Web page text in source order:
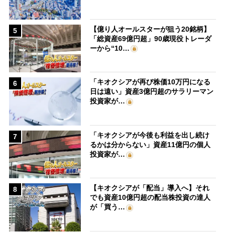
5
【億り人オールスターが狙う20銘柄】
「総資産69億円超」90歳現役トレーダ
ーから“10…
6
「キオクシアが再び株価10万円になる
日は遠い」資産3億円超のサラリーマン
投資家が…
7
「キオクシアが今後も利益を出し続け
るかは分からない」資産11億円の個人
投資家が…
8
【キオクシアが「配当」導入へ】それ
でも資産10億円超の配当株投資の達人
が「買う…